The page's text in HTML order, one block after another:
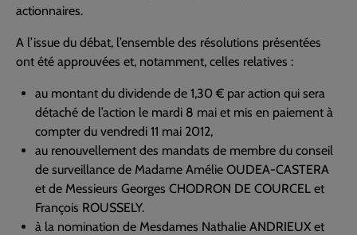
actionnaires.
A l’issue du débat, l’ensemble des résolutions présentées
ont été approuvées et, notamment, celles relatives :
au montant du dividende de 1,30 € par action qui sera
détaché de l’action le mardi 8 mai et mis en paiement à
compter du vendredi 11 mai 2012,
au renouvellement des mandats de membre du conseil
de surveillance de Madame Amélie OUDEA-CASTERA
et de Messieurs Georges CHODRON DE COURCEL et
François ROUSSELY.
à la nomination de Mesdames Nathalie ANDRIEUX et